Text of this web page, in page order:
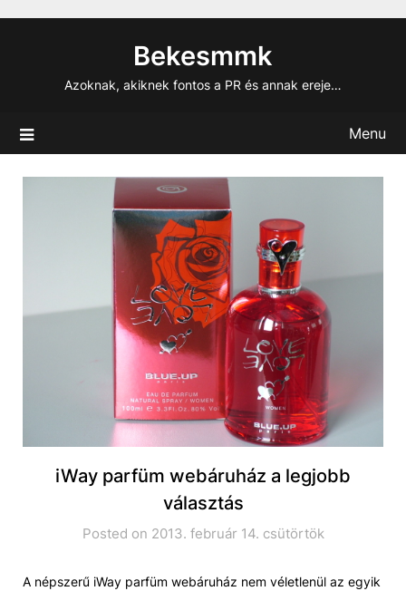
Bekesmmk
Azoknak, akiknek fontos a PR és annak ereje…
Menu
iWay parfüm webáruház a legjobb
választás
Posted on 2013. február 14. csütörtök
A népszerű iWay parfüm webáruház nem véletlenül az egyik